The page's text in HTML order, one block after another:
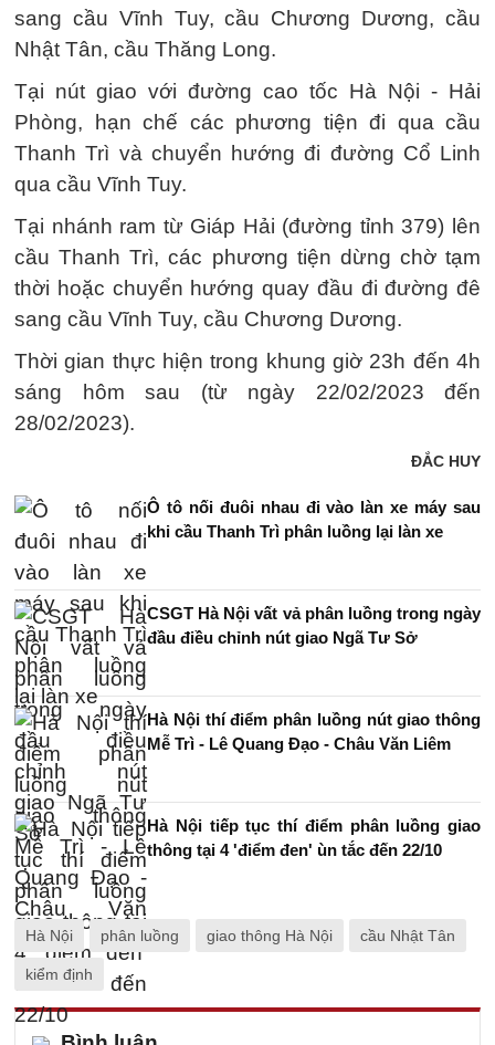
sang cầu Vĩnh Tuy, cầu Chương Dương, cầu
Nhật Tân, cầu Thăng Long.
Tại nút giao với đường cao tốc Hà Nội - Hải
Phòng, hạn chế các phương tiện đi qua cầu
Thanh Trì và chuyển hướng đi đường Cổ Linh
qua cầu Vĩnh Tuy.
Tại nhánh ram từ Giáp Hải (đường tỉnh 379) lên
cầu Thanh Trì, các phương tiện dừng chờ tạm
thời hoặc chuyển hướng quay đầu đi đường đê
sang cầu Vĩnh Tuy, cầu Chương Dương.
Thời gian thực hiện trong khung giờ 23h đến 4h
sáng hôm sau (từ ngày 22/02/2023 đến
28/02/2023).
ĐẮC HUY
Ô tô nối đuôi nhau đi vào làn xe máy sau
khi cầu Thanh Trì phân luồng lại làn xe
CSGT Hà Nội vất vả phân luồng trong ngày
đầu điều chỉnh nút giao Ngã Tư Sở
Hà Nội thí điểm phân luồng nút giao thông
Mễ Trì - Lê Quang Đạo - Châu Văn Liêm
Hà Nội tiếp tục thí điểm phân luồng giao
thông tại 4 'điểm đen' ùn tắc đến 22/10
Hà Nội phân luồng giao thông Hà Nội cầu Nhật Tân
kiểm định